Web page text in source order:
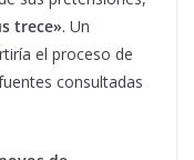
trece». Un
el proceso de
consultadas